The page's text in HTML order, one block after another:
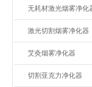
无耗材激光烟雾净化
激光切割烟雾净化器
艾灸烟雾净化器
切割亚克力净化器